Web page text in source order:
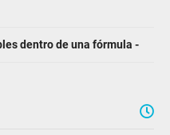
dentro de una fórmula -